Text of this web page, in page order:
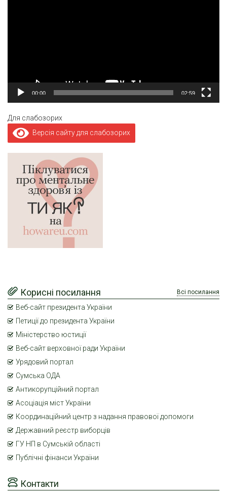
00:00 02:59
Для слабозорих
Версія сайту для слабозорих
Контакти
Корисні посилання Всі посилання
Веб-сайт президента України
Петиції до президента України
Міністерство юстиції
Веб-сайт верховної ради України
Урядовий портал
Сумська ОДА
Антикорупційний портал
Асоціація міст України
Координаційний центр з надання правової допомоги
Державний реєстр виборців
ГУ НП в Сумській області
Публічні фінанси України